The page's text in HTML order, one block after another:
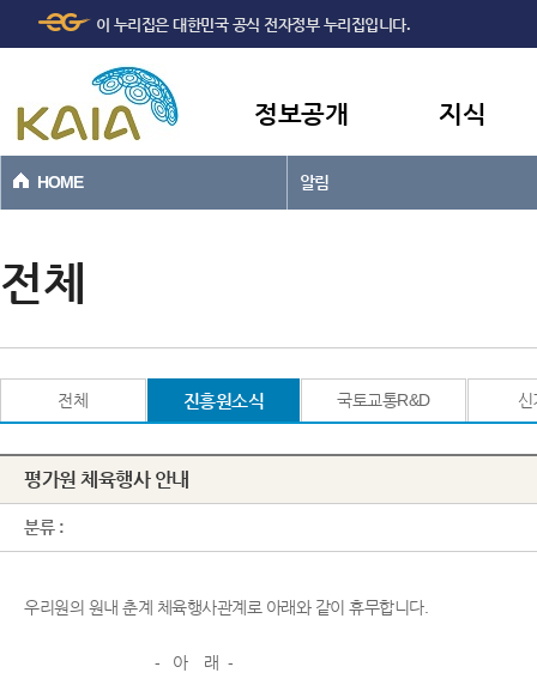
본문바로가기
이 누리집은 대한민국 공식 전자정부 누리집입니다.
정보공개 지식
HOME 알림
전체
전체 진흥원소식 국토교통R&D 신
평가원 체육행사 안내
분류 :
우리원의 원내 춘계 체육행사관계로 아래와 같이 휴무합니다.
- 아 래 -